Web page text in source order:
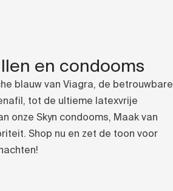
en condooms
blauw van Viagra, de betrouwbare
tot de ultieme latexvrije
onze Skyn condooms, Maak van
Shop nu en zet de toon voor